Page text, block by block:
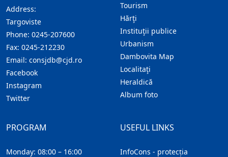
Address:
Targoviste
Phone: 0245-207600
Fax: 0245-212230
Email: consjdb@cjd.ro
Facebook
Instagram
Twitter
Tourism
Hărţi
Instituţii publice
Urbanism
Dambovita Map
Localitaţi
Heraldică
Album foto
USEFUL LINKS
InfoCons - protecția
PROGRAM
Monday: 08:00 – 16:00